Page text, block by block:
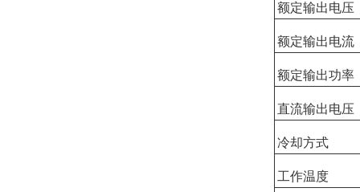
额定输出电压
额定输出电流
额定输出功率
直流输出电压
冷却方式
工作温度